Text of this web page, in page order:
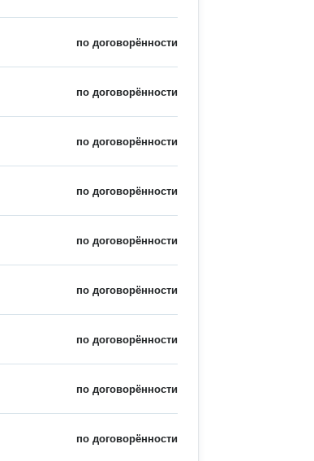
по договорённости
по договорённости
по договорённости
по договорённости
по договорённости
по договорённости
по договорённости
по договорённости
по договорённости